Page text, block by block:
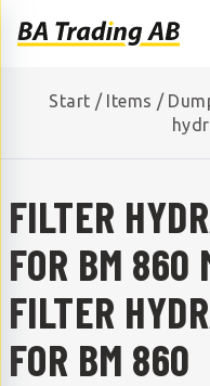
Start / Items /
FILTER
FOR BM 860
FILTER
FOR BM 860